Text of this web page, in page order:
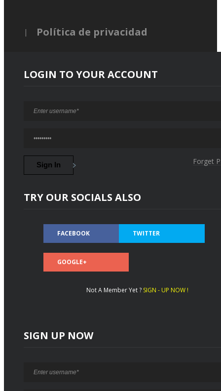
Política de privacidad
LOGIN TO YOUR ACCOUNT
Forget
TRY OUR SOCIALS ALSO
FACEBOOK TWITTER
GOOGLE+
Not A Member Yet ? SIGN - UP NOW !
SIGN UP NOW